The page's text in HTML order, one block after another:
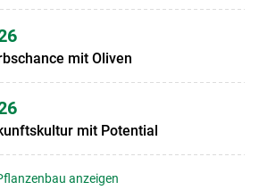
mit Oliven
mit Potential
anzeigen